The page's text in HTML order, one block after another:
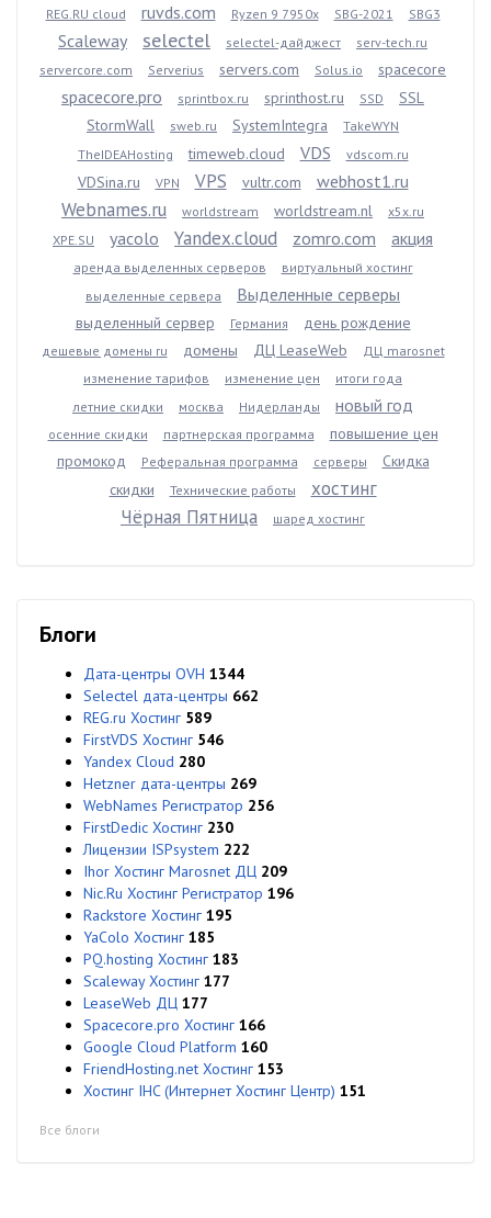
REG.RU cloud ruvds.com Ryzen 9 7950x SBG-2021 SBG3
Scaleway selectel selectel-дайджест
serv-tech.ru
servercore.com
Serverius servers.com Solus.io spacecore
spacecore.pro sprintbox.ru sprinthost.ru SSD
SSL
StormWall
sweb.ru SystemIntegra
TakeWYN
TheIDEAHosting
timeweb.cloud VDS vdscom.ru
VDSina.ru VPN VPS vultr.com webhost1.ru
Webnames.ru worldstream worldstream.nl
x5x.ru
XPE.SU
yacolo Yandex.cloud zomro.com акция
аренда выделенных серверов
виртуальный хостинг
выделенные сервера
Выделенные серверы
выделенный сервер Германия день рождение
дешевые домены ru домены ДЦ LeaseWeb
ДЦ marosnet
изменение тарифов
изменение цен
итоги года
летние скидки
москва Нидерланды новый год
осенние скидки партнерская программа
повышение цен
промокод
Реферальная программа серверы
Скидка
скидки
Технические работы
хостинг
Чёрная Пятница
шаред хостинг
Блоги
Дата-центры OVH 1344
Selectel дата-центры 662
REG.ru Хостинг 589
FirstVDS Хостинг 546
Yandex Cloud 280
Hetzner дата-центры 269
WebNames Регистратор 256
FirstDedic Хостинг 230
Лицензии ISPsystem 222
Ihor Хостинг Marosnet ДЦ 209
Nic.Ru Хостинг Регистратор 196
Rackstore Хостинг 195
YaColo Хостинг 185
PQ.hosting Хостинг 183
Scaleway Хостинг 177
LeaseWeb ДЦ 177
Spacecore.pro Хостинг 166
Google Cloud Platform 160
FriendHosting.net Хостинг 153
Хостинг IHC (Интернет Хостинг Центр) 151
Все блоги